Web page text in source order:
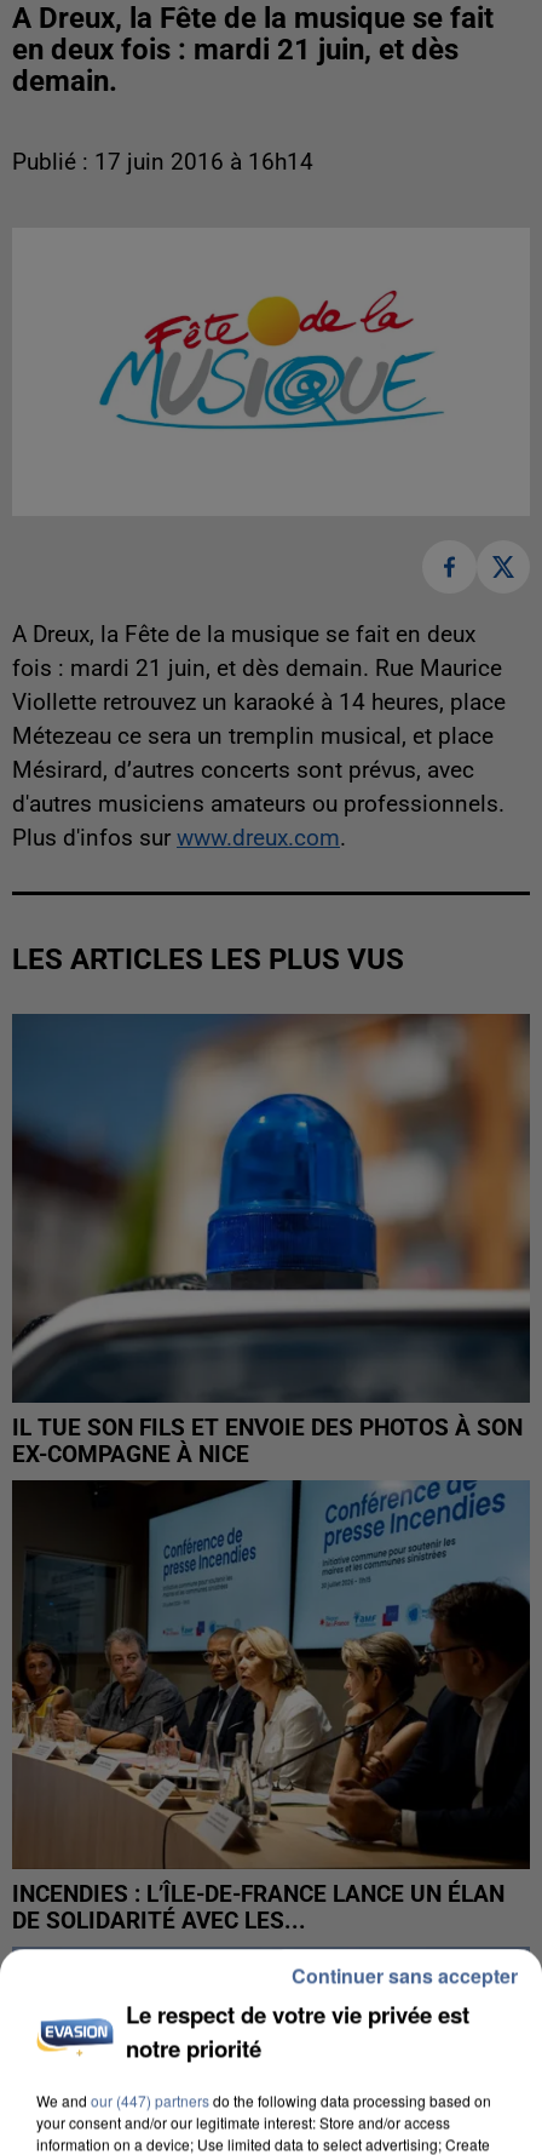
A Dreux, la Fête de la musique se fait
en deux fois : mardi 21 juin, et dès
demain.
Publié : 17 juin 2016 à 16h14
A Dreux, la Fête de la musique se fait en deux
fois : mardi 21 juin, et dès demain. Rue Maurice
Viollette retrouvez un karaoké à 14 heures, place
Métezeau ce sera un tremplin musical, et place
Mésirard, d’autres concerts sont prévus, avec
d'autres musiciens amateurs ou professionnels.
Plus d'infos sur www.dreux.com.
LES ARTICLES LES PLUS VUS
IL TUE SON FILS ET ENVOIE DES PHOTOS À SON
EX-COMPAGNE À NICE
INCENDIES : L’ÎLE-DE-FRANCE LANCE UN ÉLAN
DE SOLIDARITÉ AVEC LES...
Le respect de votre vie privée est
notre priorité
We and our (447) partnersdo the following data processing based on
your consent and/or our legitimate interest: Store and/or access
information on a device; Use limited data to select advertising; Create
Continuer sans accepter